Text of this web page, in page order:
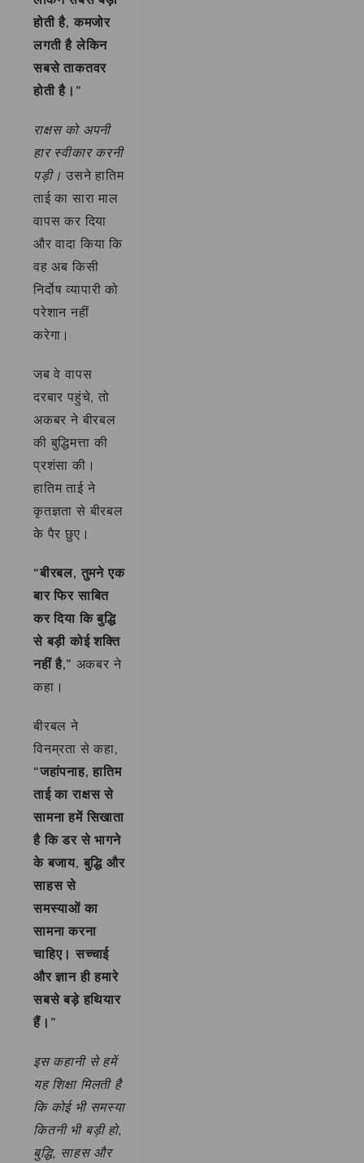
होती है, कमजोर
लगती है लेकिन
सबसे ताकतवर
होती है।”
राक्षस को अपनी
हार स्वीकार करनी
पड़ी। उसने हातिम
ताई का सारा माल
वापस कर दिया
और वादा किया कि
वह अब किसी
निर्दोष व्यापारी को
परेशान नहीं
करेगा।
जब वे वापस
दरबार पहुंचे, तो
अकबर ने बीरबल
की बुद्धिमत्ता की
प्रशंसा की।
हातिम ताई ने
कृतज्ञता से बीरबल
के पैर छुए।
“बीरबल, तुमने एक
बार फिर साबित
कर दिया कि बुद्धि
से बड़ी कोई शक्ति
नहीं है,” अकबर ने
कहा।
बीरबल ने
विनम्रता से कहा,
“जहांपनाह, हातिम
ताई का राक्षस से
सामना हमें सिखाता
है कि डर से भागने
के बजाय, बुद्धि और
साहस से
समस्याओं का
सामना करना
चाहिए। सच्चाई
और ज्ञान ही हमारे
सबसे बड़े हथियार
हैं।”
इस कहानी से हमें
यह शिक्षा मिलती है
कि कोई भी समस्या
कितनी भी बड़ी हो,
बुद्धि, साहस और